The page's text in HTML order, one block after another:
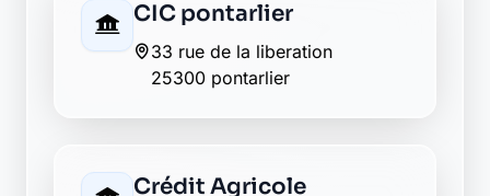
La Banque Postale - La
Poste pontarlier
17 rue de la gare